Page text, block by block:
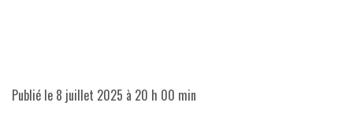
Publié le 8 juillet 2025 à 20 h 00 min